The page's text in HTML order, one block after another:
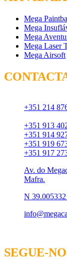
Mega
Mega
Mega
Mega Laser
Mega Airsoft
+351 214
+351 913
+351 914
+351 919
+351 917
Av. do
Mafra.
N
SEGUE-